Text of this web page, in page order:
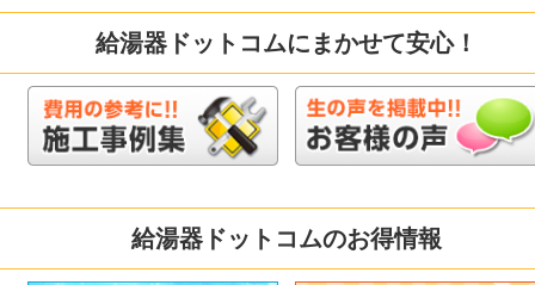
給湯器ドットコムにまかせて安心！
給湯器ドットコムのお得情報